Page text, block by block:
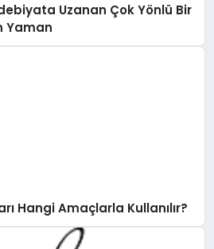
Uzanan Çok Yönlü Bir
Yaman
Hangi Amaçlarla Kullanılır?